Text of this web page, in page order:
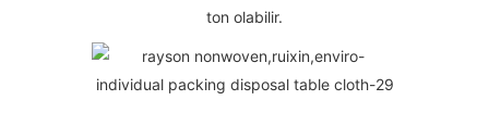
ton olabilir.